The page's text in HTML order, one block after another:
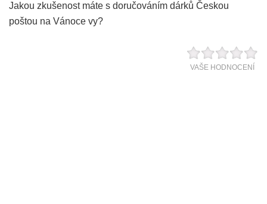
Jakou zkušenost máte s doručováním dárků Českou
poštou na Vánoce vy?
VAŠE HODNOCENÍ